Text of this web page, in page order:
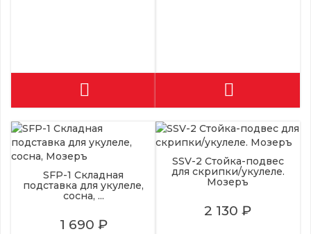
SFP-1 Складная
подставка для укулеле,
сосна, ...
1 690 ₽
SSV-2 Стойка-подвес
для скрипки/укулеле.
Мозеръ
2 130 ₽